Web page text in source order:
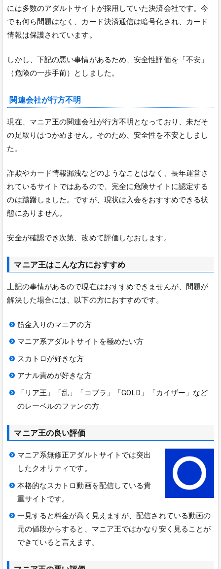
には多数のアダルトサイトが採用していた決済会社です。今
でも何ら問題はなく、カード決済通信は暗号化され、カード
情報は保護されています。
しかし、下記の悪い事情があるため、安全性評価を「不安」
（危険の一歩手前）としました。
関連会社が行方不明
現在、マニア王の関連会社が行方不明となっており、未だそ
の足取りはつかめません。そのため、安全性を不安としまし
た。
詐欺やカード情報漏洩などのようなことはなく、長年運営さ
れているサイトではあるので、完全に危険サイトに認定する
のは躊躇しました。ですが、現状は入会をおすすめできる状
態にありません。
安全が確認でき次第、改めて評価しなおします。
マニア王はこんな方におすすめ
上記の事情があるので現在はおすすめできませんが、問題が
解決した場合には、以下の方におすすめです。
筋金入りのマニアの方
マニア系アダルトサイトを極めたい方
スカトロが好きな方
アナル責めが好きな方
「リア王」「乱」「コブラ」「GOLD」「カイザー」など
のレーベルのファンの方
マニア王の良い評価
マニア系無修正アダルトサイトでは突出
したクオリティです。
本格的なスカトロ動画を配信している貴
重サイトです。
一見すると料金が高く見えますが、配信されている動画の
元の値段からすると、マニア王ではかなり安く見ることが
できていると言えます。